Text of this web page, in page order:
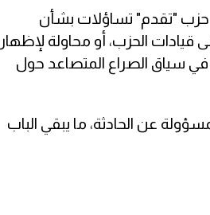
حزب "تقدم" تساؤلات بشأن
الحزب، أو محاولة لإظهار
سياق الصراع المتصاعد حول
عن الحادثة، ما يبقي الباب